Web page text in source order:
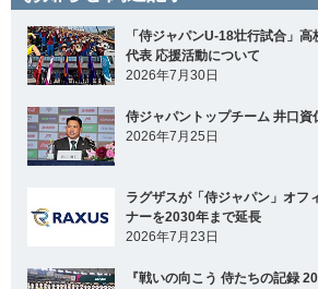
「侍ジャパンU-18壮行試合」
代表 応援活動について
2026年7月30日
侍ジャパントップチーム 井口資
2026年7月25日
ラグザスが「侍ジャパン」オフ
ナーを2030年まで延長
2026年7月23日
『戦いの向こう 侍たちの記録